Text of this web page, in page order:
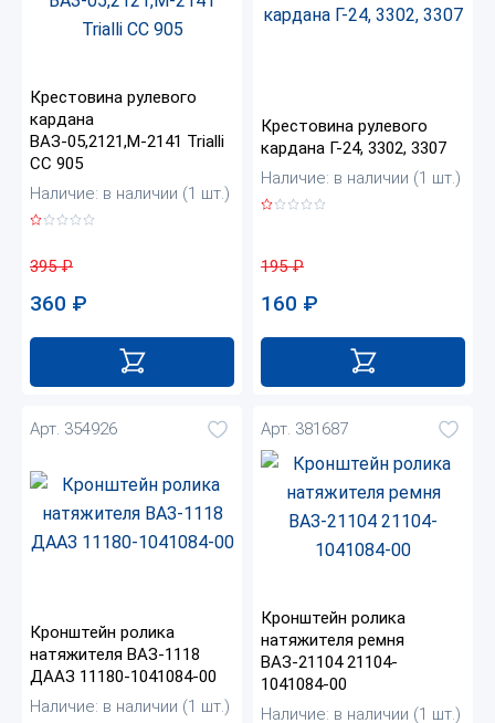
Крестовина рулевого
кардана
ВАЗ-05,2121,М-2141 Trialli
CC 905
Наличие: в наличии (1 шт.)
395₽
360 ₽
Крестовина рулевого
кардана Г-24, 3302, 3307
Наличие: в наличии (1 шт.)
195₽
160 ₽
Арт. 354926
Кронштейн ролика
натяжителя ВАЗ-1118
ДААЗ 11180-1041084-00
Наличие: в наличии (1 шт.)
Арт. 381687
Кронштейн ролика
натяжителя ремня
ВАЗ-21104 21104-
1041084-00
Наличие: в наличии (1 шт.)